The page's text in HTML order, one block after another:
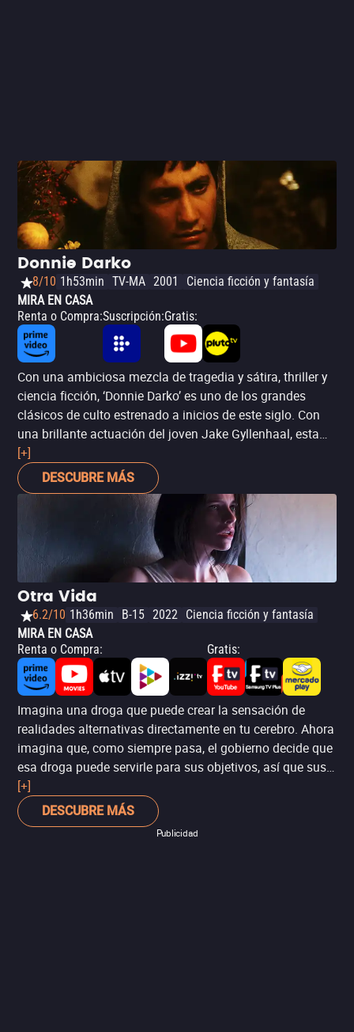
Donnie Darko
8/10 1h53min TV-MA 2001
Ciencia ficción y fantasía
MIRA EN CASA
Renta o Compra:Suscripción:Gratis:
Con una ambiciosa mezcla de tragedia y sátira, thriller y
ciencia ficción, ‘Donnie Darko’ es uno de los grandes
clásicos de culto estrenado a inicios de este siglo. Con
una brillante actuación del joven Jake Gyllenhaal, esta
película mezcla conceptos de dimensiones paralelas y
viajes en el tiempo, borrando la línea entre la cordura y la
locura de su conflictuado personaje principal.
[+]
DESCUBRE MÁS
Otra Vida
6.2/10 1h36min B-15 2022 Ciencia ficción y fantasía
MIRA EN CASA
Renta o Compra: Gratis:
Imagina una droga que puede crear la sensación de
realidades alternativas directamente en tu cerebro. Ahora
imagina que, como siempre pasa, el gobierno decide que
esa droga puede servirle para sus objetivos, así que sus
creadores se pelean sobre qué deben hacer al respecto.
‘Otra vida’ (‘Other Life’) es un thriller australiano
independiente de ciencia ficción, algo como una cruza
[+]
DESCUBRE MÁS
Publicidad